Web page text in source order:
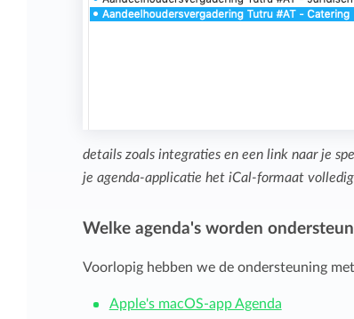
details zoals integraties en een link naar je
je agenda-applicatie het iCal-formaat
Welke agenda's worden
Voorlopig hebben we de ondersteuning
Apple's macOS-app Agenda